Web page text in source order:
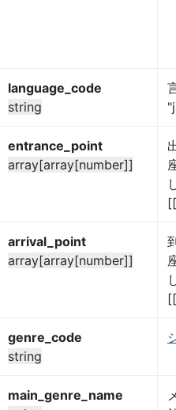
language_code
string
entrance_point
array[array[number]]
arrival_point
array[array[number]]
genre_code
string
main_genre_name